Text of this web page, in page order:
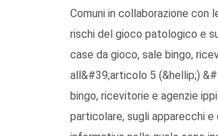
Comuni in collaborazione con
rischi del gioco patologico e
case da gioco, sale bingo,
all&#39;articolo 5 (&hellip;)
bingo, ricevitorie e agenzie
particolare, sugli apparecchi